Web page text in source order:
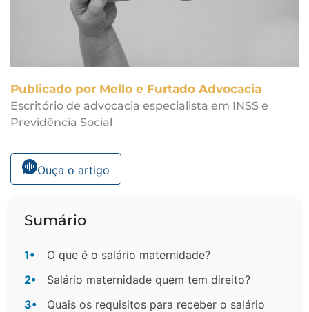
Publicado por Mello e Furtado Advocacia
Escritório de advocacia especialista em INSS e
Previdência Social
Ouça o artigo
Sumário
1•
O que é o salário maternidade?
2•
Salário maternidade quem tem direito?
3•
Quais os requisitos para receber o salário